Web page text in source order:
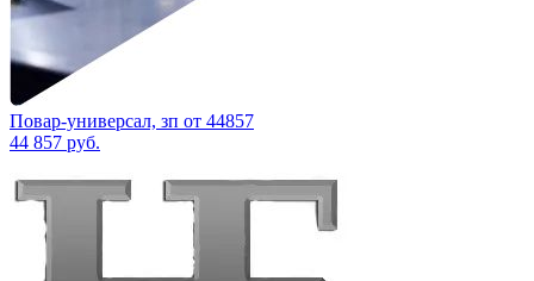
Повар-универсал, зп от 44857
44 857 руб.